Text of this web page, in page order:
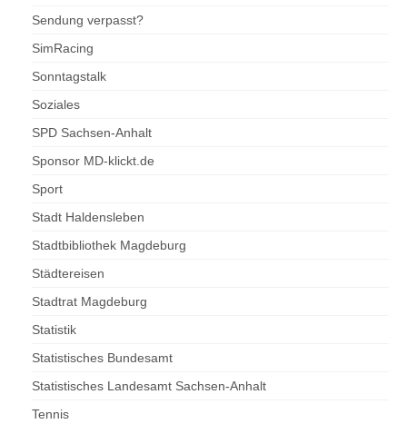
Sendung verpasst?
SimRacing
Sonntagstalk
Soziales
SPD Sachsen-Anhalt
Sponsor MD-klickt.de
Sport
Stadt Haldensleben
Stadtbibliothek Magdeburg
Städtereisen
Stadtrat Magdeburg
Statistik
Statistisches Bundesamt
Statistisches Landesamt Sachsen-Anhalt
Tennis